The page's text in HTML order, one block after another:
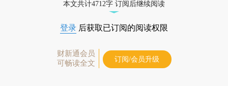
本文共计4712字 订阅后继续阅读
登录 后获取已订阅的阅读权限
财新通会员
可畅读全文
订阅/会员升级